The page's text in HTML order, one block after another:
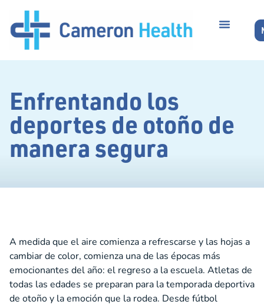
Enfrentando los
deportes de otoño de
manera segura
A medida que el aire comienza a refrescarse y las hojas a
cambiar de color, comienza una de las épocas más
emocionantes del año: el regreso a la escuela. Atletas de
todas las edades se preparan para la temporada deportiva
de otoño y la emoción que la rodea. Desde fútbol